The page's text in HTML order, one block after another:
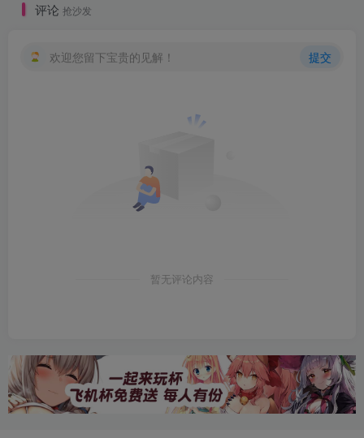
评论 抢沙发
欢迎您留下宝贵的见解！ 提交
暂无评论内容